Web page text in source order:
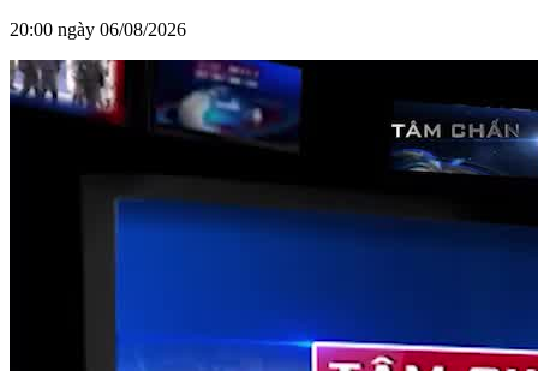
20:00 ngày 06/08/2026